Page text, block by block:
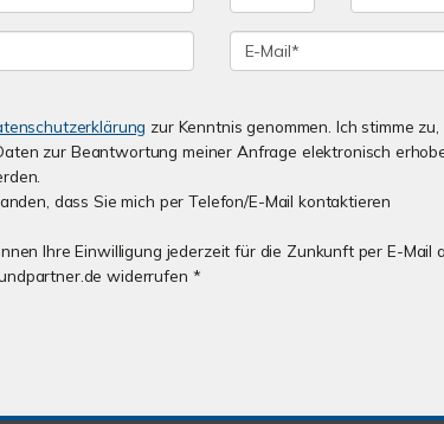
zur Kenntnis genommen. Ich stimme zu,
zur Beantwortung meiner Anfrage elektronisch
dass Sie mich per Telefon/E-Mail kontaktieren
Ihre Einwilligung jederzeit für die Zunkunft per E-Mail
widerrufen *